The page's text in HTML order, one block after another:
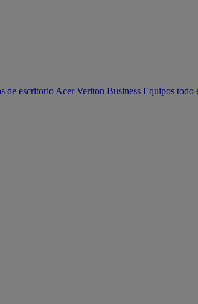
de escritorio Acer Veriton Business Equipos todo